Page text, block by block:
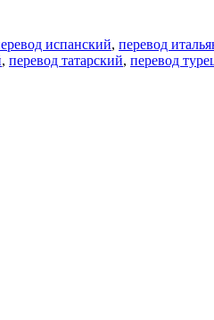
испанский, перевод
, перевод татарский, перевод